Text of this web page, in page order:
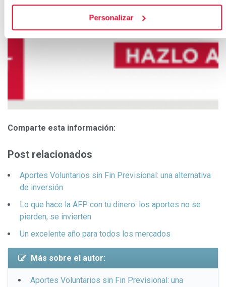
Personalizar
Comparte esta información:
Post relacionados
Aportes Voluntarios sin Fin Previsional: una alternativa
de inversión
Lo que hace la AFP con tu dinero: los aportes no se
pierden, se invierten
Un excelente año para todos los mercados
Más sobre el autor:
Aportes Voluntarios sin Fin Previsional: una